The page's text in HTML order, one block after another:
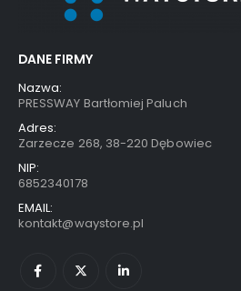
DANE FIRMY
Nazwa:
PRESSWAY Bartłomiej Paluch
Adres:
Zarzecze 268, 38-220 Dębowiec
NIP:
6852340178
EMAIL:
kontakt@waystore.pl